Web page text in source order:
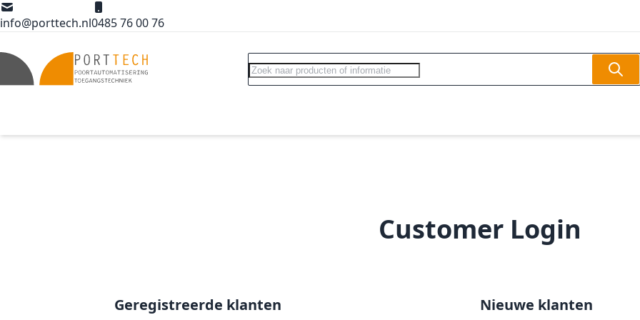
Ga naar de inhoud
info@porttech.nl0485 76 00 76
Search Search
Customer Login
Geregistreerde klanten Nieuwe klanten